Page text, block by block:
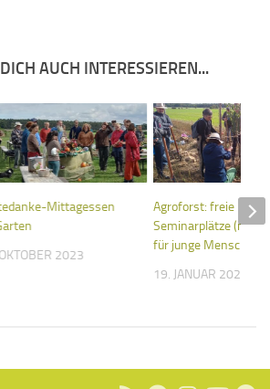
AUCH INTERESSIEREN...
Mittagessen
2023
Agroforst: freie
Seminarplätze (nicht
für junge Menschen
19. JANUAR 2023